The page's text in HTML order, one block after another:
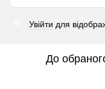
Увійти для
До